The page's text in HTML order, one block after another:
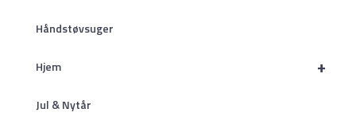
Håndstøvsuger
+
Hjem
Jul & Nytår